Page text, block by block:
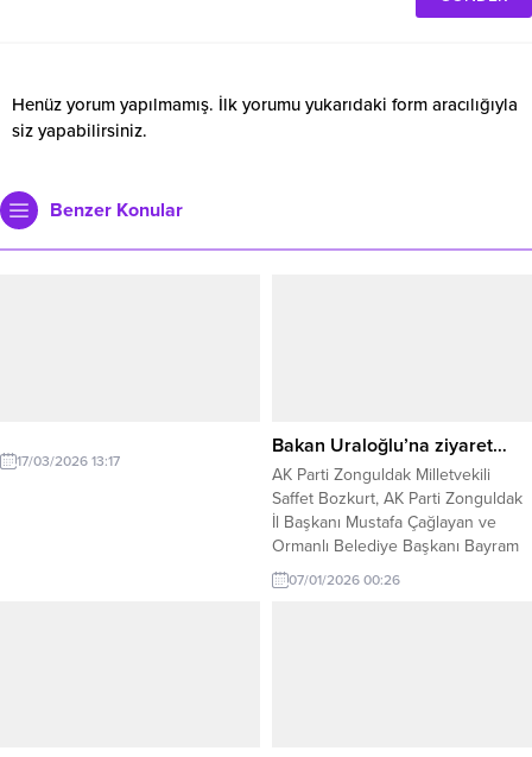
Henüz yorum yapılmamış. İlk yorumu yukarıdaki form aracılığıyla
siz yapabilirsiniz.
Benzer Konular
17/03/2026 13:17
Bakan Uraloğlu’na ziyaret…
AK Parti Zonguldak Milletvekili
Saffet Bozkurt, AK Parti Zonguldak
İl Başkanı Mustafa Çağlayan ve
Ormanlı Belediye Başkanı Bayram
Başol, Ulaştırma ve Altyapı Bakanı
Abdulkadir Uraloğlu’nu makamında
07/01/2026 00:26